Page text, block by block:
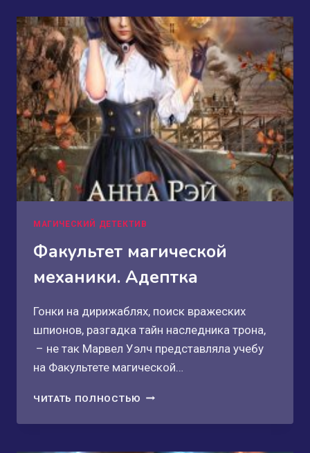
МАГИЧЕСКИЙ ДЕТЕКТИВ
Факультет магической
механики. Адептка
Гонки на дирижаблях, поиск вражеских
шпионов, разгадка тайн наследника трона,
– не так Марвел Уэлч представляла учебу
на Факультете магической…
ЧИТАТЬ ПОЛНОСТЬЮ ФАКУЛЬТЕТ
МЕХАНИКИ.